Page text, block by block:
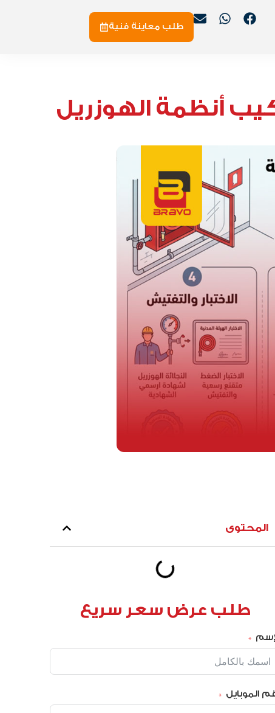
طلب معاينة فنية
أنظمة الهوزريل
المحتوى
طلب عرض سعر سريع
الموبايل